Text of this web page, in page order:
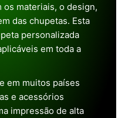
os materiais, o design,
das chupetas. Esta
personalizada
em toda a
em muitos países
e acessórios
impressão de alta